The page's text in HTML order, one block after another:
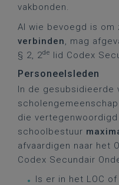
vakbonden.
Al wie bevoegd is om
verbinden, mag
§ 2, 2de lid Codex
Personeelsleden
In de gesubsidieerde
die vertegenwoordigd
schoolbestuur
afvaardigen naar het
Codex Secundair
Is er in het LOC